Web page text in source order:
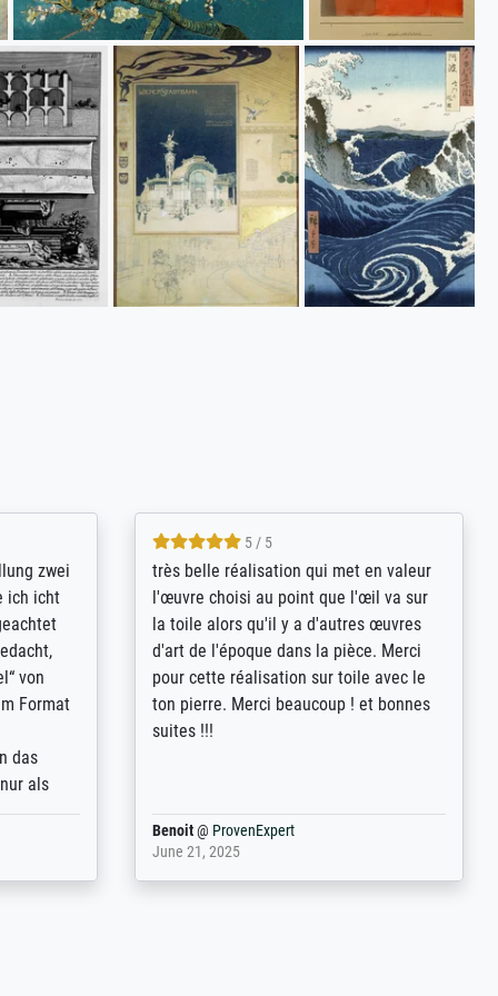
to
the best
by the
and
in that
5 / 5
eine große Auswahl an Bildern und
deren Reproduktionsmöglichkeiten;
wurde sehr gut durch die einzelnen
Bestellkriterien geführt, verständliche
Erklärungen, z.B. mit Bilddarstellungen,
werde auf jeden Fall meine guten
Erfahrungen weitergeben.
Anonym@ProvenExpert
May 13, 2026